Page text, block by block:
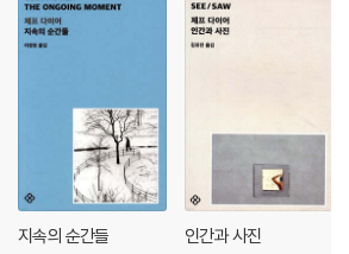
지속의 순간들 인간과 사진